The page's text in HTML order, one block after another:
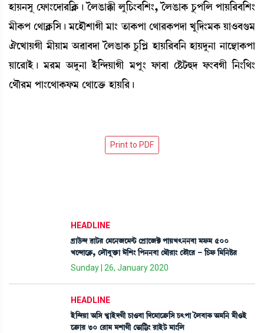
ÒàÚ>Îå ëó¡à}ìƒà¹[AÃ¡¡ú íºR¡àB¡ã ºå[W¡}¤[Å}, íºR¡àA¡ Wå¡š[º šàÚ[¹¤[Å}
³ãA¡š ë=àAÃ¡[Î¡ú ³ìÒïÅàKã ³à} t¡àA¡šà ë=à¹A¡šƒà Jå[ƒ}³A¡ Úà*¤P¡³
'ìJàÚKã ³ãÚà³ "¯à¤ƒà íºR¡àA¡ Wå¡[šÃ ÒàÚ[¹¤[> ÒàÚƒå>à >àì”‚àA¡šà
Úàì¹àÒü¡ú ³¹³ "ƒå>à Òü[@ƒÚàKã ³šå} ó¡à¤à ëÊ¡i¡×ƒ ó¡}¤Kã [>}[=}
ë=ï¹³ šà}ì=àA¡ó¡³ ë=àìv¡û¡ ÒàÚ[¹¡ú
HEADLINE
Nøàl¡ü@ƒ ¯ài¡¹ ë³ì>\ì³@i¡ ëšøàì\C¡ šàÚJ;>>¤à ³ó¡³ 500
Jì@ƒàìAÃ¡, ëºï¤åv¡û¡à #[Å} [š>>¤à ë=ï¹à} ët¡ïì¹ - [W¡ó¡ [³[>Ê¡¹
Sunday | 26, January 2020
HEADLINE
Òü[@ƒÚà "[Î J«àÒüƒKã W¡à*¤à [ƒì³àìyû¡[Î W¡;šà íº¤àA¡ "³[> ³ã*Òü
ìyû¡à¹ 30 ë¹à³ ³ÅàKã ë®¡à[j¡} ¹àÒüi¡ ³à}[º